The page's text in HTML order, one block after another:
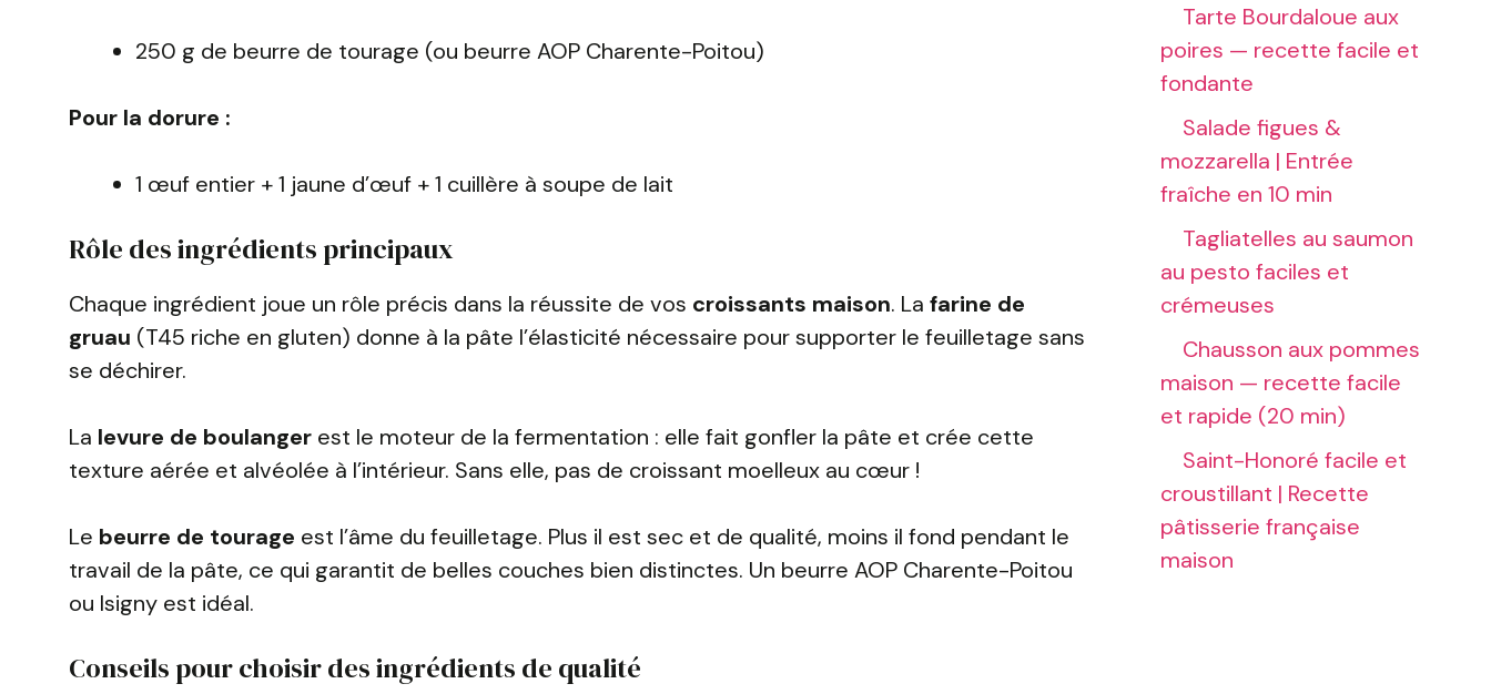
250 g de beurre de tourage (ou beurre AOP Charente-Poitou)
Pour la dorure :
1 œuf entier + 1 jaune d’œuf + 1 cuillère à soupe de lait
Rôle des ingrédients principaux
Chaque ingrédient joue un rôle précis dans la réussite de vos croissants maison. La farine de
gruau (T45 riche en gluten) donne à la pâte l’élasticité nécessaire pour supporter le feuilletage sans
se déchirer.
La levure de boulanger est le moteur de la fermentation : elle fait gonfler la pâte et crée cette
texture aérée et alvéolée à l’intérieur. Sans elle, pas de croissant moelleux au cœur !
Le beurre de tourage est l’âme du feuilletage. Plus il est sec et de qualité, moins il fond pendant le
travail de la pâte, ce qui garantit de belles couches bien distinctes. Un beurre AOP Charente-Poitou
ou Isigny est idéal.
Conseils pour choisir des ingrédients de qualité
Tarte Bourdaloue aux
poires — recette facile et
fondante
Salade figues &
mozzarella | Entrée
fraîche en 10 min
Tagliatelles au saumon
au pesto faciles et
crémeuses
Chausson aux pommes
maison — recette facile
et rapide (20 min)
Saint-Honoré facile et
croustillant | Recette
pâtisserie française
maison